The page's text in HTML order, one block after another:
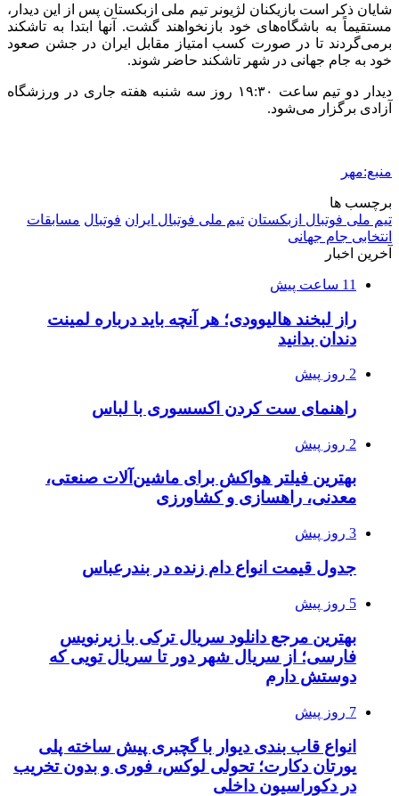
شایان ذکر است بازیکنان لژیونر تیم ملی ازبکستان پس از این دیدار،
مستقیماً به باشگاه‌های خود بازنخواهند گشت. آنها ابتدا به تاشکند
برمی‌گردند تا در صورت کسب امتیاز مقابل ایران در جشن صعود
خود به جام جهانی در شهر تاشکند حاضر شوند.
دیدار دو تیم ساعت ۱۹:۳۰ روز سه شنبه هفته جاری در ورزشگاه
آزادی برگزار می‌شود.
منبع:مهر
برچسب ها
تیم ملی فوتبال ازبکستان تیم ملی فوتبال ایران فوتبال مسابقات
انتخابی جام جهانی
آخرین اخبار
11 ساعت پیش
راز لبخند هالیوودی؛ هر آنچه باید درباره لمینت
دندان بدانید
2 روز پیش
راهنمای ست کردن اکسسوری با لباس
2 روز پیش
بهترین فیلتر هواکش برای ماشین‌آلات صنعتی،
معدنی، راهسازی و کشاورزی
3 روز پیش
جدول قیمت انواع دام زنده در بندرعباس
5 روز پیش
بهترین مرجع دانلود سریال ترکی با زیرنویس
فارسی؛ از سریال شهر دور تا سریال تویی که
دوستش دارم
7 روز پیش
انواع قاب بندی دیوار با گچبری پیش ساخته پلی
یورتان دکارت؛ تحولی لوکس، فوری و بدون تخریب
در دکوراسیون داخلی